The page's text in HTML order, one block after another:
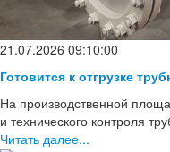
21.07.2026 09:10:00
Готовится к отгрузке
На производственной
и технического контроля
Читать далее...